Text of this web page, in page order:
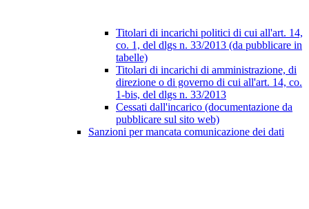
Titolari di incarichi politici di cui all'art. 14,
co. 1, del dlgs n. 33/2013 (da pubblicare in
tabelle)
Titolari di incarichi di amministrazione, di
direzione o di governo di cui all'art. 14, co.
1-bis, del dlgs n. 33/2013
Cessati dall'incarico (documentazione da
pubblicare sul sito web)
Sanzioni per mancata comunicazione dei dati